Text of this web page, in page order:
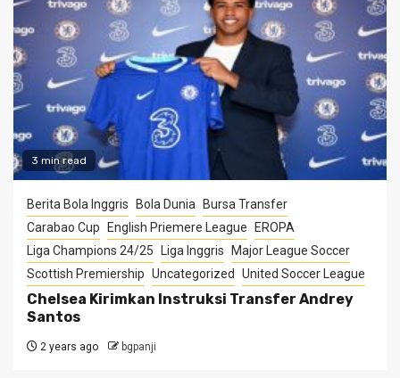
3 min read
Berita Bola Inggris Bola Dunia
Bursa Transfer
Carabao Cup
English Priemere League
EROPA
Liga Champions 24/25
Liga Inggris
Major League Soccer
Scottish Premiership Uncategorized United Soccer League
Chelsea Kirimkan Instruksi Transfer Andrey
Santos
2 years ago bgpanji